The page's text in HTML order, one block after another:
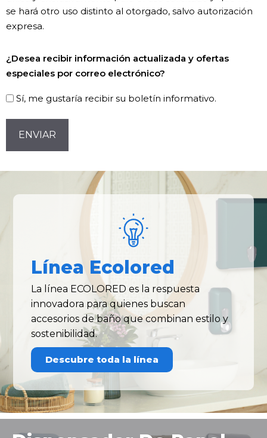
se hará otro uso distinto al otorgado, salvo autorización
expresa.
¿Desea recibir información actualizada y ofertas
especiales por correo electrónico?
Sí, me gustaría recibir su boletín informativo.
CAPTCHA
Línea Ecolored
La línea ECOLORED es la respuesta
innovadora para quienes buscan
accesorios de baño que combinan estilo y
sostenibilidad.
Descubre toda la línea